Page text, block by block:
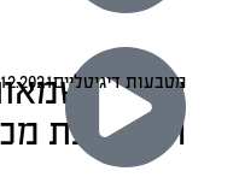
מטבעות
לימודי
חוות דעת
מטבעות דיגיטליים